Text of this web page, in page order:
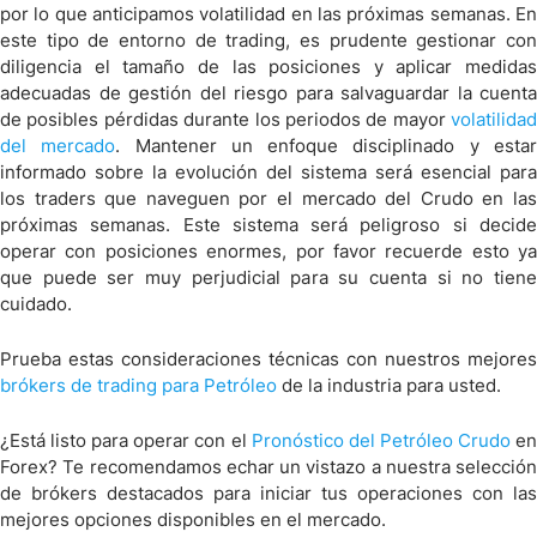
por lo que anticipamos volatilidad en las próximas semanas. En
este tipo de entorno de trading, es prudente gestionar con
diligencia el tamaño de las posiciones y aplicar medidas
adecuadas de gestión del riesgo para salvaguardar la cuenta
de posibles pérdidas durante los periodos de mayor volatilidad
del mercado. Mantener un enfoque disciplinado y estar
informado sobre la evolución del sistema será esencial para
los traders que naveguen por el mercado del Crudo en las
próximas semanas. Este sistema será peligroso si decide
operar con posiciones enormes, por favor recuerde esto ya
que puede ser muy perjudicial para su cuenta si no tiene
cuidado.
Prueba estas consideraciones técnicas con nuestros mejores
brókers de trading para Petróleo de la industria para usted.
¿Está listo para operar con el Pronóstico del Petróleo Crudoen
Forex? Te recomendamos echar un vistazo a nuestra selección
de brókers destacados para iniciar tus operaciones con las
mejores opciones disponibles en el mercado.